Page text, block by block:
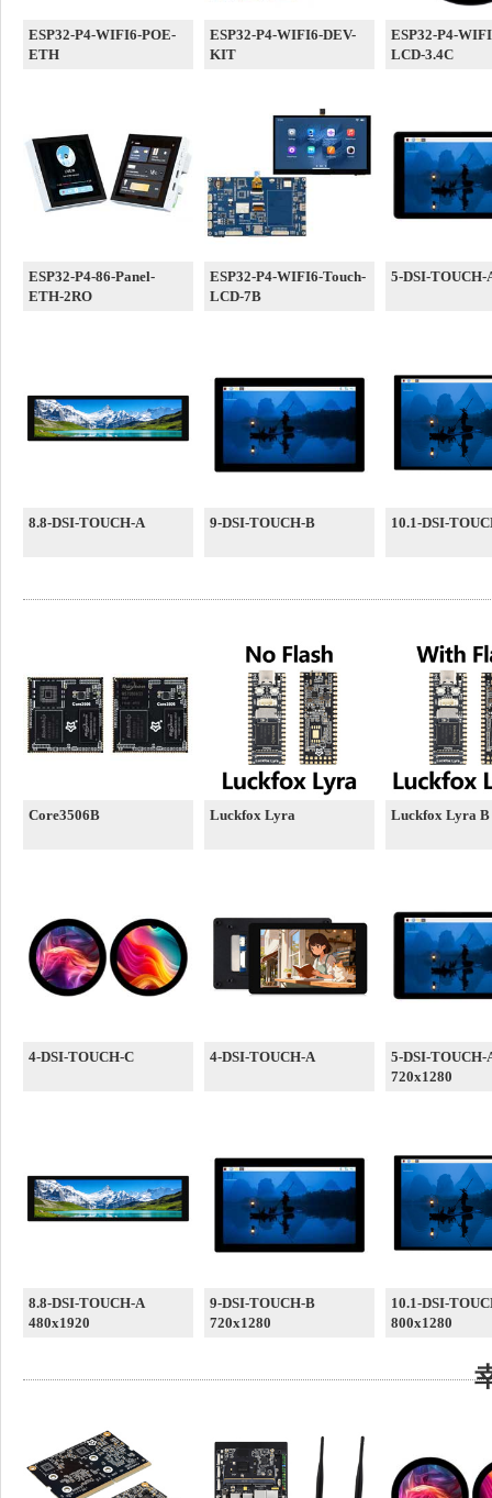
ESP32-P4-WIFI6-POE-
ETH
ESP32-P4-WIFI6-DEV-
KIT
ESP32-P4-
LCD-3.4C
ESP32-P4-86-Panel-
ETH-2RO
ESP32-P4-WIFI6-Touch-
LCD-7B
5-DSI-TOUCH-
8.8-DSI-TOUCH-A 9-DSI-TOUCH-B 10.1-DSI-
Core3506B Luckfox Lyra Luckfox Lyra B
4-DSI-TOUCH-C 4-DSI-TOUCH-A
5-DSI-TOUCH-
720x1280
8.8-DSI-TOUCH-A
480x1920
9-DSI-TOUCH-B
720x1280
10.1-DSI-
800x1280